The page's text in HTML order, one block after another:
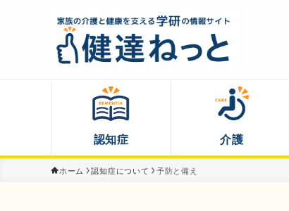
認知症 介護
ホーム 認知症について 予防と備え